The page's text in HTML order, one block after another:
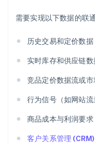
需要实现以下数据的联
历史交易和定价数据
实时库存和供应链
竞品定价数据流或
行为信号（如网站流
商品成本与利润要求
客户关系管理 (CRM)